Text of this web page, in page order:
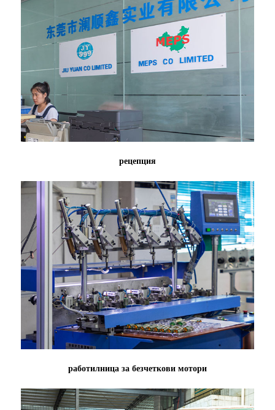
рецепция
работилница за безчеткови мотори